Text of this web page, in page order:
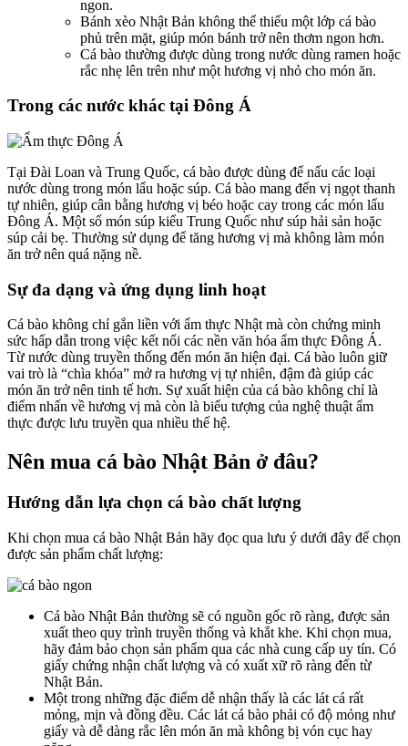
ngon.
Bánh xèo Nhật Bản không thể thiếu một lớp cá bào
phủ trên mặt, giúp món bánh trở nên thơm ngon hơn.
Cá bào thường được dùng trong nước dùng ramen hoặc
rắc nhẹ lên trên như một hương vị nhỏ cho món ăn.
Trong các nước khác tại Đông Á
Tại Đài Loan và Trung Quốc, cá bào được dùng để nấu các loại
nước dùng trong món lẩu hoặc súp. Cá bào mang đến vị ngọt thanh
tự nhiên, giúp cân bằng hương vị béo hoặc cay trong các món lẩu
Đông Á. Một số món súp kiểu Trung Quốc như súp hải sản hoặc
súp cải bẹ. Thường sử dụng để tăng hương vị mà không làm món
ăn trở nên quá nặng nề.
Sự đa dạng và ứng dụng linh hoạt
Cá bào không chỉ gắn liền với ẩm thực Nhật mà còn chứng minh
sức hấp dẫn trong việc kết nối các nền văn hóa ẩm thực Đông Á.
Từ nước dùng truyền thống đến món ăn hiện đại. Cá bào luôn giữ
vai trò là “chìa khóa” mở ra hương vị tự nhiên, đậm đà giúp các
món ăn trở nên tinh tế hơn. Sự xuất hiện của cá bào không chỉ là
điểm nhấn về hương vị mà còn là biểu tượng của nghệ thuật ẩm
thực được lưu truyền qua nhiều thế hệ.
Nên mua cá bào Nhật Bản ở đâu?
Hướng dẫn lựa chọn cá bào chất lượng
Khi chọn mua cá bào Nhật Bản hãy đọc qua lưu ý dưới đây để chọn
được sản phẩm chất lượng:
Cá bào Nhật Bản thường sẽ có nguồn gốc rõ ràng, được sản
xuất theo quy trình truyền thống và khắt khe. Khi chọn mua,
hãy đảm bảo chọn sản phẩm qua các nhà cung cấp uy tín. Có
giấy chứng nhận chất lượng và có xuất xữ rõ ràng đến từ
Nhật Bản.
Một trong những đặc điểm dễ nhận thấy là các lát cá rất
mỏng, mịn và đồng đều. Các lát cá bào phải có độ mỏng như
giấy và dễ dàng rắc lên món ăn mà không bị vón cục hay